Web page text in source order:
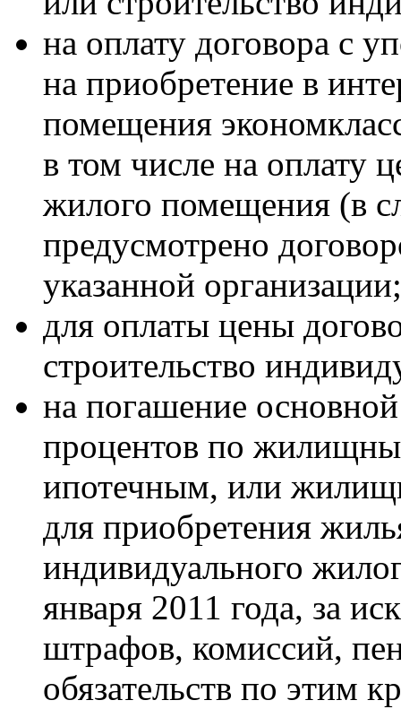
на оплату договора с
на приобретение в
помещения
в том числе на оплату
жилого помещения (в
предусмотрено
указанной организации;
для оплаты цены
строительство
на погашение
процентов по
ипотечным, или
для приобретения
индивидуального
января 2011 года, за
штрафов, комиссий,
обязательств по этим